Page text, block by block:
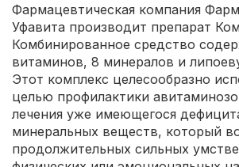
Фармацевтическая компания
Уфавита производит препарат
Комбинированное средство
витаминов, 8 минералов и
Этот комплекс целесообразно
целью профилактики
лечения уже имеющегося
минеральных веществ, который
продолжительных сильных